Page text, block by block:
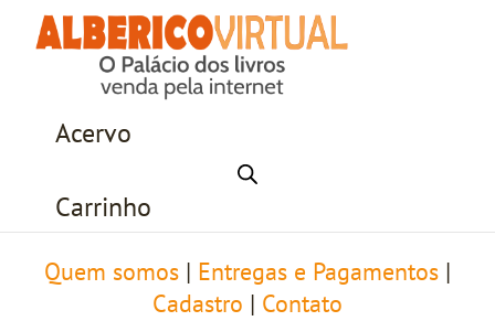
Acervo
Carrinho
Quem somos Entregas e Pagamentos
Cadastro
Contato